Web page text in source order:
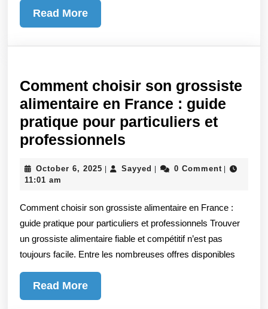
sur
X3BET
Casino
Read MoreRead
More
Comment choisir son grossiste
alimentaire en France : guide
pratique pour particuliers et
professionnels
son
alimentaire
en
France
October 6, 2025 October
| Sayyed Sayyed
| 0 Comment |
11:01 am
Comment choisir son grossiste alimentaire en France :
guide pratique pour particuliers et professionnels Trouver
un grossiste alimentaire fiable et compétitif n’est pas
toujours facile. Entre les nombreuses offres disponibles
Read MoreRead
More